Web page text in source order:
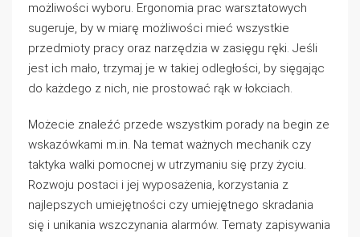
możliwości wyboru. Ergonomia prac warsztatowych
sugeruje, by w miarę możliwości mieć wszystkie
przedmioty pracy oraz narzędzia w zasięgu ręki. Jeśli
jest ich mało, trzymaj je w takiej odległości, by sięgając
do każdego z nich, nie prostować rąk w łokciach.
Możecie znaleźć przede wszystkim porady na begin ze
wskazówkami m.in. Na temat ważnych mechanik czy
taktyka walki pomocnej w utrzymaniu się przy życiu.
Rozwoju postaci i jej wyposażenia, korzystania z
najlepszych umiejętności czy umiejętnego skradania
się i unikania wszczynania alarmów. Tematy zapisywania